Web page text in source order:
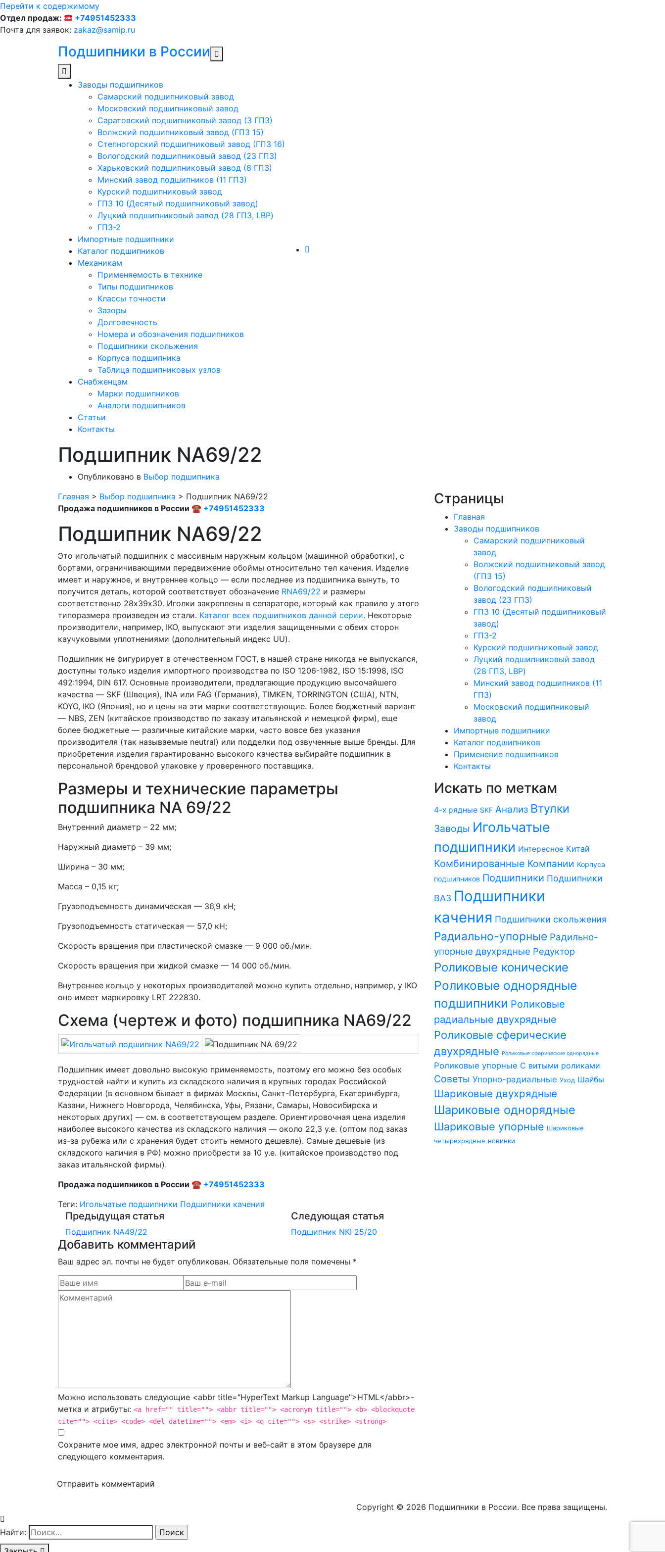
Перейти к содержимому
Отдел продаж:
+74951452333
Почта для заявок: zakaz@samip.ru
Подшипники в России
Заводы подшипников
Cамарский подшипниковый завод
Московский подшипниковый завод
Саратовский подшипниковый завод (3 ГПЗ)
Волжский подшипниковый завод (ГПЗ 15)
Степногорский подшипниковый завод (ГПЗ 16)
Вологодский подшипниковый завод (23 ГПЗ)
Харьковский подшипниковый завод (8 ГПЗ)
Минский завод подшипников (11 ГПЗ)
Курский подшипниковый завод
ГПЗ 10 (Десятый подшипниковый завод)
Луцкий подшипниковый завод (28 ГПЗ, LBP)
ГПЗ-2
Импортные подшипники
Каталог подшипников
Механикам
Применяемость в технике
Типы подшипников
Классы точности
Зазоры
Долговечность
Номера и обозначения подшипников
Подшипники скольжения
Корпуса подшипника
Таблица подшипниковых узлов
Снабженцам
Марки подшипников
Аналоги подшипников
Статьи
Контакты
Подшипник NA69/22
Опубликовано в Выбор подшипника
Главная > Выбор подшипника > Подшипник NA69/22
Продажа подшипников в России ☎ +74951452333
Подшипник NA69/22
Это игольчатый подшипник с массивным наружным кольцом (машинной обработки), с
бортами, ограничивающими передвижение обоймы относительно тел качения. Изделие
имеет и наружное, и внутреннее кольцо — если последнее из подшипника вынуть, то
получится деталь, которой соответствует обозначение RNA69/22 и размеры
соответственно 28х39х30. Иголки закреплены в сепараторе, который как правило у этого
типоразмера произведен из стали. Каталог всех подшипников данной серии. Некоторые
производители, например, IKO, выпускают эти изделия защищенными с обеих сторон
каучуковыми уплотнениями (дополнительный индекс UU).
Подшипник не фигурирует в отечественном ГОСТ, в нашей стране никогда не выпускался,
доступны только изделия импортного производства по ISO 1206-1982, ISO 15:1998, ISO
492:1994, DIN 617. Основные производители, предлагающие продукцию высочайшего
качества — SKF (Швеция), INA или FAG (Германия), TIMKEN, TORRINGTON (США), NTN,
KOYO, IKO (Япония), но и цены на эти марки соответствующие. Более бюджетный вариант
— NBS, ZEN (китайское производство по заказу итальянской и немецкой фирм), еще
более бюджетные — различные китайские марки, часто вовсе без указания
производителя (так называемые neutral) или подделки под озвученные выше бренды. Для
приобретения изделия гарантированно высокого качества выбирайте подшипник в
персональной брендовой упаковке у проверенного поставщика.
Размеры и технические параметры
подшипника NA 69/22
Внутренний диаметр – 22 мм;
Наружный диаметр – 39 мм;
Ширина – 30 мм;
Масса – 0,15 кг;
Грузоподъемность динамическая — 36,9 кН;
Грузоподъемность статическая — 57,0 кН;
Скорость вращения при пластической смазке — 9 000 об./мин.
Скорость вращения при жидкой смазке — 14 000 об./мин.
Внутреннее кольцо у некоторых производителей можно купить отдельно, например, у IKO
оно имеет маркировку LRT 222830.
Схема (чертеж и фото) подшипника NA69/22
Подшипник имеет довольно высокую применяемость, поэтому его можно без особых
трудностей найти и купить из складского наличия в крупных городах Российской
Федерации (в основном бывает в фирмах Москвы, Санкт-Петербурга, Екатеринбурга,
Казани, Нижнего Новгорода, Челябинска, Уфы, Рязани, Самары, Новосибирска и
некоторых других) — см. в соответствующем разделе. Ориентировочная цена изделия
наиболее высокого качества из складского наличия — около 22,3 у.е. (оптом под заказ
из-за рубежа или с хранения будет стоить немного дешевле). Самые дешевые (из
складского наличия в РФ) можно приобрести за 10 у.е. (китайское производство под
заказ итальянской фирмы).
Продажа подшипников в России ☎ +74951452333
Теги: Игольчатые подшипники Подшипники качения
Предыдущая статья
Подшипник NA49/22
Следующая статья
Подшипник NКI 25/20
Добавить комментарий
Ваш адрес эл. почты не будет опубликован. Обязательные поля помечены *
Можно использовать следующие <abbr title="HyperText Markup Language">HTML</abbr>-
метка и атрибуты: <a href="" title=""> <abbr title=""> <acronym title=""> <b> <blockquote
cite=""> <cite> <code> <del datetime=""> <em> <i> <q cite=""> <s> <strike> <strong>
Сохраните мое имя, адрес электронной почты и веб-сайт в этом браузере для
следующего комментария.
Отправить комментарий
Страницы
Главная
Заводы подшипников
Cамарский подшипниковый
завод
Волжский подшипниковый завод
(ГПЗ 15)
Вологодский подшипниковый
завод (23 ГПЗ)
ГПЗ 10 (Десятый подшипниковый
завод)
ГПЗ-2
Курский подшипниковый завод
Луцкий подшипниковый завод
(28 ГПЗ, LBP)
Минский завод подшипников (11
ГПЗ)
Московский подшипниковый
завод
Импортные подшипники
Каталог подшипников
Применение подшипников
Контакты
Искать по меткам
4-х рядные SKF Анализ Втулки
Заводы Игольчатые
подшипники Интересное Китай
Комбинированные Компании Корпуса
подшипников Подшипники Подшипники
ВАЗ Подшипники
качения Подшипники скольжения
Радиально-упорные Радильно-
упорные двухрядные Редуктор
Роликовые конические
Роликовые однорядные
подшипники Роликовые
радиальные двухрядные
Роликовые сферические
двухрядные Роликовые сферические однорядные
Роликовые упорные С витыми роликами
Советы Упорно-радиальные Уход Шайбы
Шариковые двухрядные
Шариковые однорядные
Шариковые упорные Шариковые
четырехрядные новинки
Copyright © 2026 Подшипники в России. Все права защищены.
Найти: